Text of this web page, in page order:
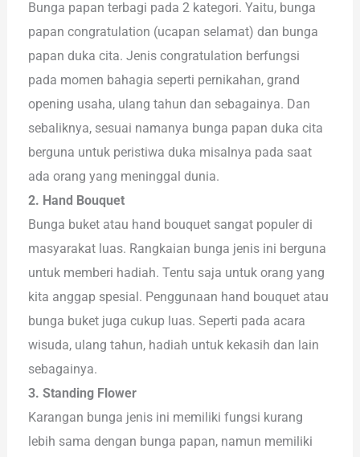
Bunga papan terbagi pada 2 kategori. Yaitu, bunga
papan congratulation (ucapan selamat) dan bunga
papan duka cita. Jenis congratulation berfungsi
pada momen bahagia seperti pernikahan, grand
opening usaha, ulang tahun dan sebagainya. Dan
sebaliknya, sesuai namanya bunga papan duka cita
berguna untuk peristiwa duka misalnya pada saat
ada orang yang meninggal dunia.
2. Hand Bouquet
Bunga buket atau hand bouquet sangat populer di
masyarakat luas. Rangkaian bunga jenis ini berguna
untuk memberi hadiah. Tentu saja untuk orang yang
kita anggap spesial. Penggunaan hand bouquet atau
bunga buket juga cukup luas. Seperti pada acara
wisuda, ulang tahun, hadiah untuk kekasih dan lain
sebagainya.
3. Standing Flower
Karangan bunga jenis ini memiliki fungsi kurang
lebih sama dengan bunga papan, namun memiliki